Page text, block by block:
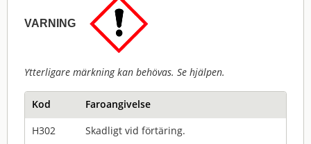
VARNING
Ytterligare märkning kan behövas. Se hjälpen.
Kod
Faroangivelse
H302
Skadligt vid förtäring.